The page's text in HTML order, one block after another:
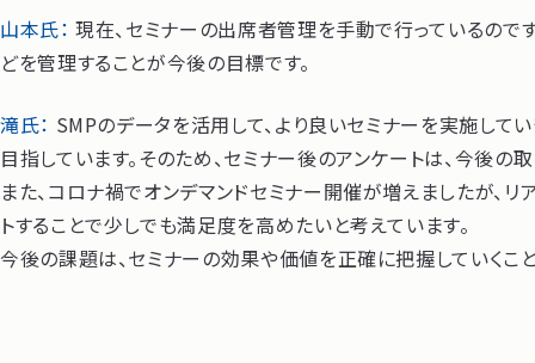
山本氏： 現在、セミナーの出席者管理を手動で行っているので
どを管理することが今後の目標です。
滝氏： SMPのデータを活用して、より良いセミナーを実施して
目指しています。そのため、セミナー後のアンケートは、今後
また、コロナ禍でオンデマンドセミナー開催が増えましたが
トすることで少しでも満足度を高めたいと考えています。
今後の課題は、セミナーの効果や価値を正確に把握していくこ